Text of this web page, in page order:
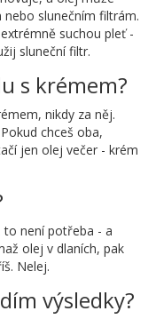
slunečním filtrám.
suchou pleť -
sluneční filtr.
s krémem?
nikdy za něj.
chceš oba,
jen olej večer - krém
to není potřeba - a
olej v dlaních, pak
Nelej.
výsledky?